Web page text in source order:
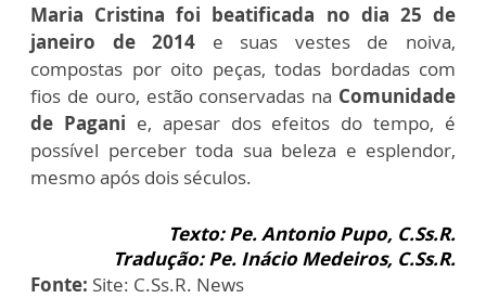
Maria Cristina foi beatificada no dia 25 de
janeiro de 2014 e suas vestes de noiva,
compostas por oito peças, todas bordadas com
fios de ouro, estão conservadas na Comunidade
de Pagani e, apesar dos efeitos do tempo, é
possível perceber toda sua beleza e esplendor,
mesmo após dois séculos.
Texto: Pe. Antonio Pupo, C.Ss.R.
Tradução: Pe. Inácio Medeiros, C.Ss.R.
Fonte: Site: C.Ss.R. News